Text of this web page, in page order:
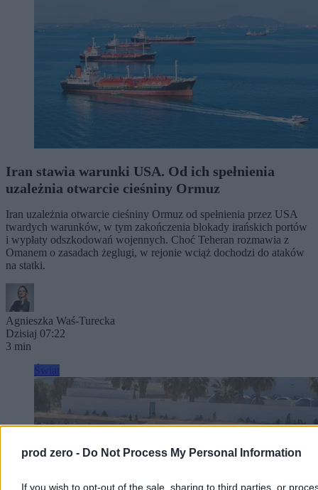
prod zero - Do Not Process My Personal Information
If you wish to opt-out of the sale, sharing to third parties, or
Iran stawia warunki USA. Od ich spełnienia
uzależnia otwarcie cieśniny Ormuz
Iran uzależnia otwarcie cieśniny Ormuz od spełnienia przez USA
twardych warunków, w tym zakończenia blokady irańskich portów
i wypłaty odszkodowań wojennych. Choć Teheran rozmawia z
Omanem o zasadach żeglugi, w rejonie wciąż dochodzi do ataków
na statki.
Agnieszka Waś-Turecka
Dzisiaj 07:22
3 min